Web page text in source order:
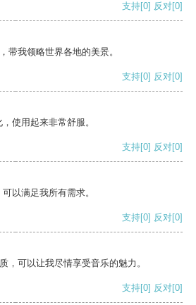
支持[0] 反对[0]
带我领略世界各地的美景。
支持[0] 反对[0]
使用起来非常舒服。
支持[0] 反对[0]
以满足我所有需求。
支持[0] 反对[0]
，可以让我尽情享受音乐的魅力。
支持[0] 反对[0]